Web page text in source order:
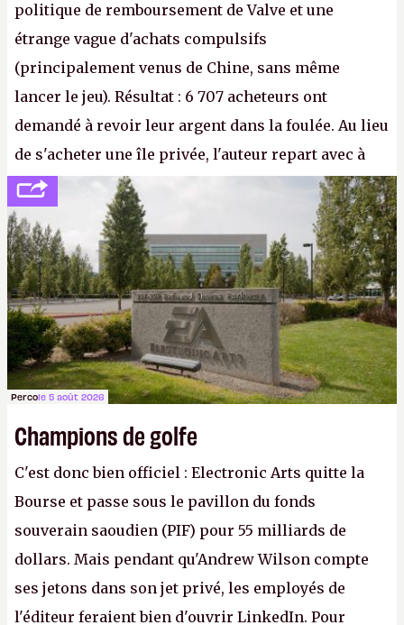
politique de remboursement de Valve et une
étrange vague d'achats compulsifs
(principalement venus de Chine, sans même
lancer le jeu). Résultat : 6 707 acheteurs ont
demandé à revoir leur argent dans la foulée. Au lieu
de s'acheter une île privée, l'auteur repart avec à
peine 2 000 dollars en poche. C'est toujours plus
cher payé que le temps passé à dev, mais ça
apprendra aux petits malins qu'on ne braque pas
Gabe Newell aussi facilement.P.
Percole 5 août 2026
Champions de golfe
C'est donc bien officiel : Electronic Arts quitte la
Bourse et passe sous le pavillon du fonds
souverain saoudien (PIF) pour 55 milliards de
dollars. Mais pendant qu'Andrew Wilson compte
ses jetons dans son jet privé, les employés de
l'éditeur feraient bien d'ouvrir LinkedIn. Pour